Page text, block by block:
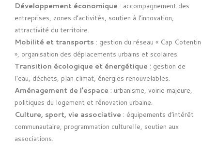
Développement économique : accompagnement des
entreprises, zones d’activités, soutien à l’innovation,
attractivité du territoire.
Mobilité et transports : gestion du réseau « Cap Cotentin
», organisation des déplacements urbains et scolaires.
Transition écologique et énergétique : gestion de
l’eau, déchets, plan climat, énergies renouvelables.
Aménagement de l’espace : urbanisme, voirie majeure,
politiques du logement et rénovation urbaine.
Culture, sport, vie associative : équipements d’intérêt
communautaire, programmation culturelle, soutien aux
associations.